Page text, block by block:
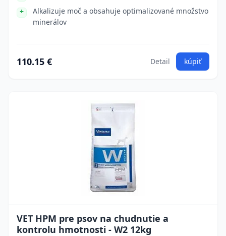
Alkalizuje moč a obsahuje optimalizované množstvo
minerálov
110.15 € Detail kúpiť
VET HPM pre psov na chudnutie a
kontrolu hmotnosti - W2 12kg